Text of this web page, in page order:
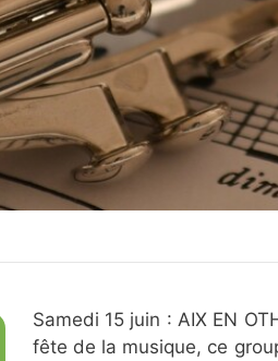
Samedi 15 juin : AIX EN
fête de la musique, ce